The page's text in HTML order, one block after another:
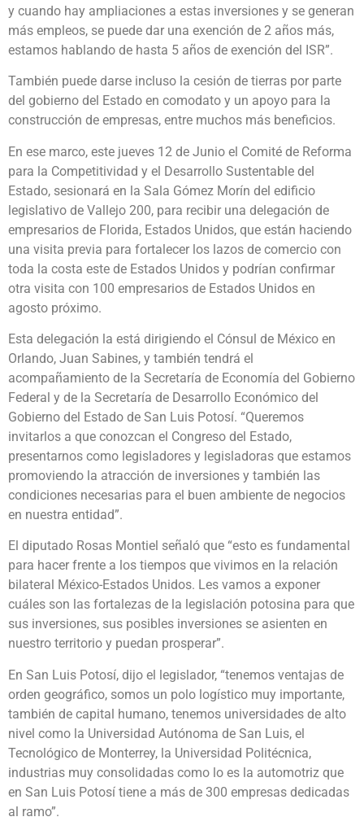
y cuando hay ampliaciones a estas inversiones y se generan
más empleos, se puede dar una exención de 2 años más,
estamos hablando de hasta 5 años de exención del ISR”.
También puede darse incluso la cesión de tierras por parte
del gobierno del Estado en comodato y un apoyo para la
construcción de empresas, entre muchos más beneficios.
En ese marco, este jueves 12 de Junio el Comité de Reforma
para la Competitividad y el Desarrollo Sustentable del
Estado, sesionará en la Sala Gómez Morín del edificio
legislativo de Vallejo 200, para recibir una delegación de
empresarios de Florida, Estados Unidos, que están haciendo
una visita previa para fortalecer los lazos de comercio con
toda la costa este de Estados Unidos y podrían confirmar
otra visita con 100 empresarios de Estados Unidos en
agosto próximo.
Esta delegación la está dirigiendo el Cónsul de México en
Orlando, Juan Sabines, y también tendrá el
acompañamiento de la Secretaría de Economía del Gobierno
Federal y de la Secretaría de Desarrollo Económico del
Gobierno del Estado de San Luis Potosí. “Queremos
invitarlos a que conozcan el Congreso del Estado,
presentarnos como legisladores y legisladoras que estamos
promoviendo la atracción de inversiones y también las
condiciones necesarias para el buen ambiente de negocios
en nuestra entidad”.
El diputado Rosas Montiel señaló que “esto es fundamental
para hacer frente a los tiempos que vivimos en la relación
bilateral México-Estados Unidos. Les vamos a exponer
cuáles son las fortalezas de la legislación potosina para que
sus inversiones, sus posibles inversiones se asienten en
nuestro territorio y puedan prosperar”.
En San Luis Potosí, dijo el legislador, “tenemos ventajas de
orden geográfico, somos un polo logístico muy importante,
también de capital humano, tenemos universidades de alto
nivel como la Universidad Autónoma de San Luis, el
Tecnológico de Monterrey, la Universidad Politécnica,
industrias muy consolidadas como lo es la automotriz que
en San Luis Potosí tiene a más de 300 empresas dedicadas
al ramo”.